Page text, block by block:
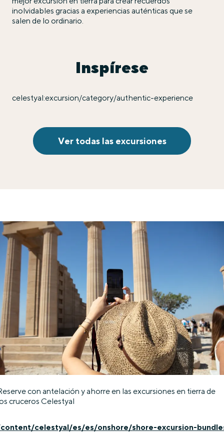
inolvidables gracias a experiencias auténticas que se
salen de lo ordinario.
Inspírese
celestyal:excursion/category/authentic-experience
Ver todas las excursiones
con antelación y ahorre en las excursiones en tierra de
cruceros Celestyal
celestyal/es/es/onshore/shore-excursion-